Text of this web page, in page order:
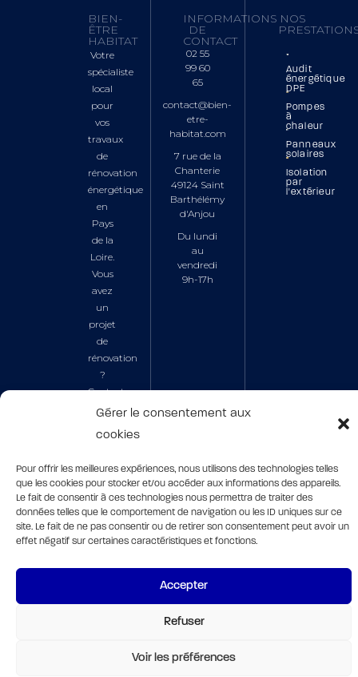
Gérer le consentement aux
cookies
Pour offrir les meilleures expériences, nous utilisons des technologies telles
que les cookies pour stocker et/ou accéder aux informations des appareils.
Le fait de consentir à ces technologies nous permettra de traiter des
données telles que le comportement de navigation ou les ID uniques sur ce
site. Le fait de ne pas consentir ou de retirer son consentement peut avoir un
effet négatif sur certaines caractéristiques et fonctions.
Accepter
Refuser
Voir les préférences
BIEN-
ÊTRE
HABITAT
Votre
spécialiste
local
pour
vos
travaux
de
rénovation
énergétique
en
Pays
de la
Loire.
Vous
avez
un
projet
de
rénovation
?
Contactez-
nous
connaître
aides
auxquelles
vous
êtes
éligibles
INFORMATIONS
DE
CONTACT
02 55
99 60
65
contact@bien-
etre-
habitat.com
7 rue de la
Chanterie
49124 Saint
Barthélémy
d'Anjou
Du lundi
au
vendredi
9h-17h
NOS
Audit
énergétique
DPE
Pompes
à
chaleur
Panneaux
solaires
Isolation
par
l'extérieur